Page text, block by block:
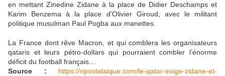
en mettant Zinedine Zidane à la place de Didier Deschamps et
Karim Benzema à la place d’Olivier Giroud, avec le militant
politique musulman Paul Pogba aux manettes.
La France dont rêve Macron, et qui comblera les organisateurs
qataris et leurs pétro-dollars qui pourraient combler l’énorme
déficit du football français…
Source :
https://ripostelaique.com/le-qatar-exige-zidane-et-